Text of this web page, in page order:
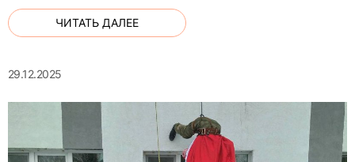
ЧИТАТЬ ДАЛЕЕ
29.12.2025